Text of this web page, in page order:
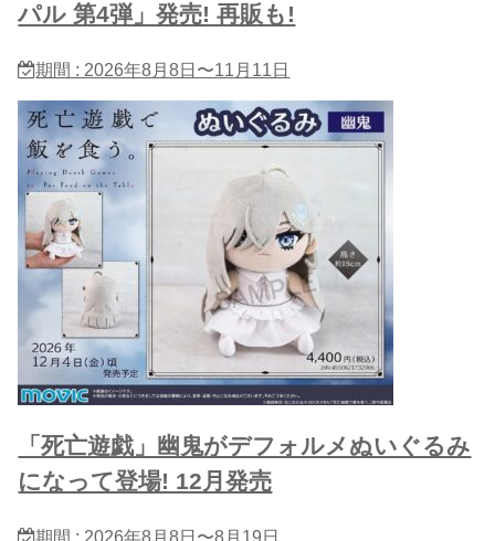
パル 第4弾」発売! 再販も!
期間 : 2026年8月8日〜11月11日
「死亡遊戯」幽鬼がデフォルメぬいぐるみ
になって登場! 12月発売
期間 : 2026年8月8日〜8月19日